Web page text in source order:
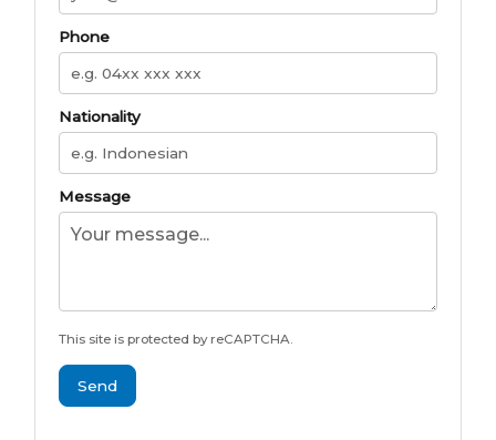
Phone
Nationality
Message
This site is protected by reCAPTCHA.
Send